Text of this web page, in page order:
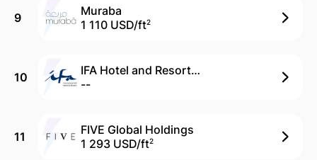
9
Muraba
1 110 USD/ft2
10
IFA Hotel and Resorts (Devmark)
--
11
FIVE Global Holdings
1 293 USD/ft2